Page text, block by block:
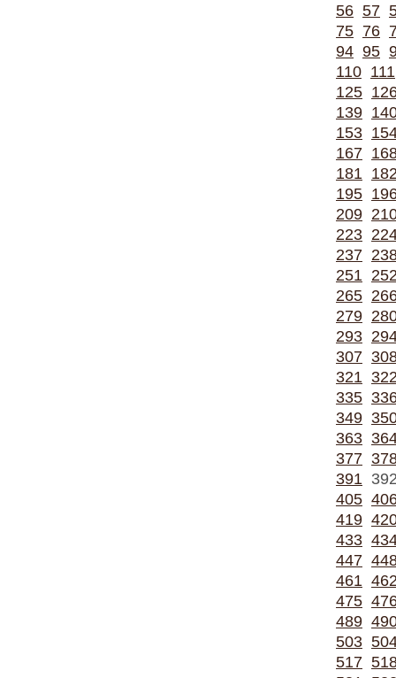
56 57
75 76
94 95
110 111
125
139
153
167
181
195
209
223
237
251
265
279
293
307
321
335
349
363
377
391
405
419
433
447
461
475
489
503
517